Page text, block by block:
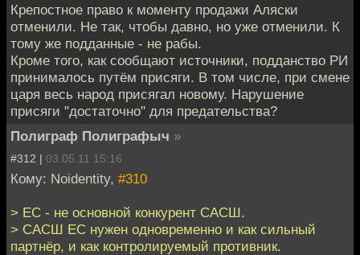
Крепостное право к моменту продажи Аляски
отменили. Не так, чтобы давно, но уже отменили. К
тому же подданные - не рабы.
Кроме того, как сообщают источники, подданство РИ
принималось путём присяги. В том числе, при смене
царя весь народ присягал новому. Нарушение
присяги "достаточно" для предательства?
Полиграф Полиграфыч »
#312 | 03.05.11 15:16
Кому: Noidentity, #310
> ЕС - не основной конкурент САСШ.
> САСШ ЕС нужен одновременно и как сильный
партнёр, и как контролируемый противник.